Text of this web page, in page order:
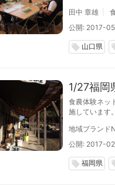
べる体験が人
田中 章雄
公開: 2017-
local_offer 山口県
1/27福
食農体験ネッ
施しています
地域ブランド
公開: 2017-
local_offer 福岡県